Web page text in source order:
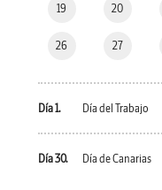
19 20
26 27
Día 1. Día del Trabajo
Día 30. Día de Canarias